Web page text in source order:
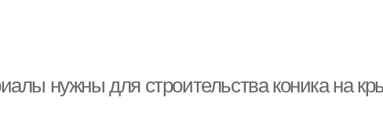
нужны для строительства коника на